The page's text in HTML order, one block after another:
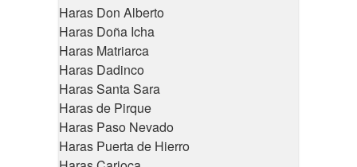
Haras Don Alberto
Haras Doña Icha
Haras Matriarca
Haras Dadinco
Haras Santa Sara
Haras de Pirque
Haras Paso Nevado
Haras Puerta de Hierro